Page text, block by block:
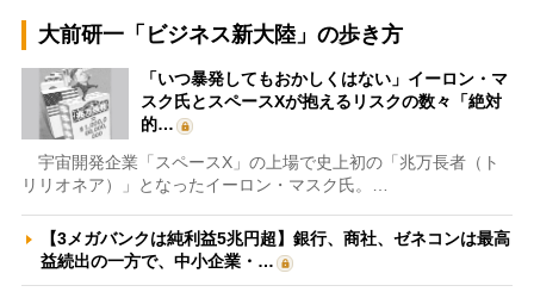
大前研一「ビジネス新大陸」の歩き方
「いつ暴発してもおかしくはない」イーロン・マ
スク氏とスペースXが抱えるリスクの数々「絶対
的…
宇宙開発企業「スペースX」の上場で史上初の「兆万長者（ト
リリオネア）」となったイーロン・マスク氏。…
【3メガバンクは純利益5兆円超】銀行、商社、ゼネコンは最高
益続出の一方で、中小企業・…